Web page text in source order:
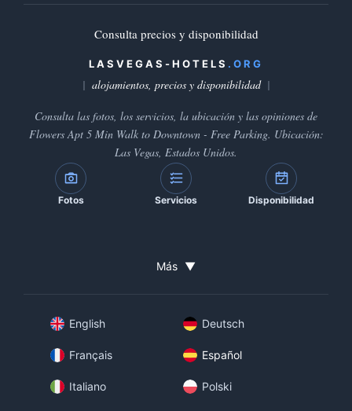
Consulta precios y disponibilidad
LASVEGAS-HOTELS .ORG
alojamientos, precios y disponibilidad
Consulta las fotos, los servicios, la ubicación y las opiniones de
Flowers Apt 5 Min Walk to Downtown - Free Parking. Ubicación:
Las Vegas, Estados Unidos.
Fotos Servicios Disponibilidad
Más ▼
English Deutsch
Français Español
Italiano Polski